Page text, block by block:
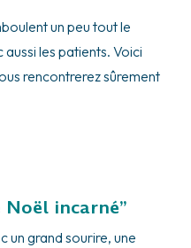
un peu tout le
les patients. Voici
rencontrerez sûrement
incarné”
un grand sourire, une